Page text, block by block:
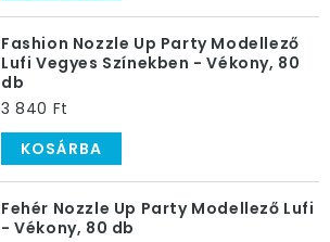
Fashion Nozzle Up Party Modellező
Lufi Vegyes Színekben - Vékony, 80
db
3 840 Ft
KOSÁRBA
Fehér Nozzle Up Party Modellező Lufi
- Vékony, 80 db